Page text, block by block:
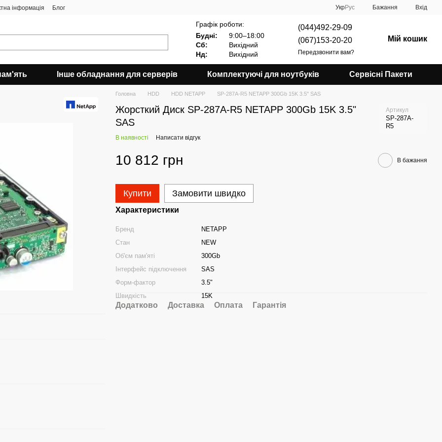
інформація Блог УкрРус Бажання Вхід
Графік роботи:
Будні:
9:00–18:00
Сб:
Вихідний
Нд:
Вихідний
(044)492-29-09
(067)153-20-20
Передзвонити вам?
Мій кошик
Інше обладнання для серверів Комплектуючі для ноутбуків Сервісні Пакети
Головна HDD HDD NETAPP SP-287A-R5 NETAPP 300Gb 15K 3.5" SAS
Жорсткий Диск SP-287A-R5 NETAPP 300Gb 15K 3.5"
SAS
Артикул
SP-287A-
R5
В наявності Написати відгук
10 812 грн В бажання
Купити Замовити швидко
Характеристики
Бренд
NETAPP
Стан
NEW
Об'єм пам'яті
300Gb
Інтерфейс підключення
SAS
Форм-фактор
3.5"
Швидкість
15K
Додатково Доставка Оплата Гарантія